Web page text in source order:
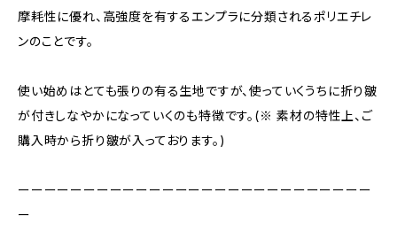
摩耗性に優れ、高強度を有するエンプラに分類されるポリエチレ
ンのことです。
使い始めはとても張りの有る生地ですが、使っていくうちに折り皺
が付きしなやかになっていくのも特徴です。(※ 素材の特性上、ご
購入時から折り皺が入っております。)
ーーーーーーーーーーーーーーーーーーーーーーーーーーー
ー